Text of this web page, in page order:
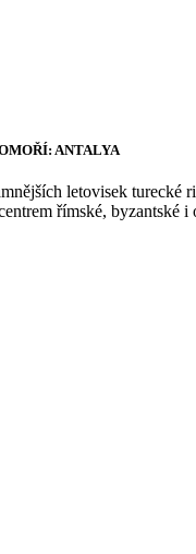
ANTALYA
letovisek
římské,